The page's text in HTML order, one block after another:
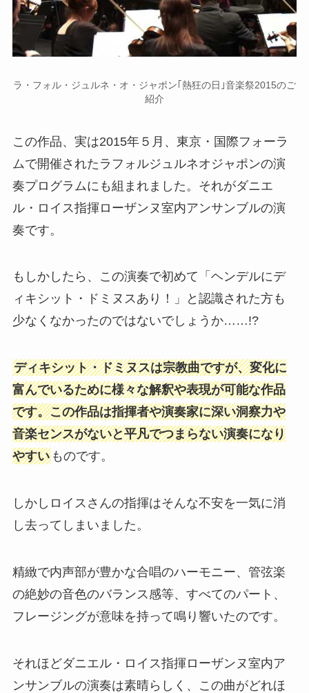
ラ・フォル・ジュルネ・オ・ジャポン｢熱狂の日｣音楽祭2015のご
紹介
この作品、実は2015年５月、東京・国際フォーラ
ムで開催されたラフォルジュルネオジャポンの演
奏プログラムにも組まれました。それがダニエ
ル・ロイス指揮ローザンヌ室内アンサンブルの演
奏です。
もしかしたら、この演奏で初めて「ヘンデルにデ
ィキシット・ドミヌスあり！」と認識された方も
少なくなかったのではないでしょうか……!?
ディキシット・ドミヌスは宗教曲ですが、変化に
富んでいるために様々な解釈や表現が可能な作品
です。この作品は指揮者や演奏家に深い洞察力や
音楽センスがないと平凡でつまらない演奏になり
やすいものです。
しかしロイスさんの指揮はそんな不安を一気に消
し去ってしまいました。
精緻で内声部が豊かな合唱のハーモニー、管弦楽
の絶妙の音色のバランス感等、すべてのパート、
フレージングが意味を持って鳴り響いたのです。
それほどダニエル・ロイス指揮ローザンヌ室内ア
ンサンブルの演奏は素晴らしく、この曲がどれほ